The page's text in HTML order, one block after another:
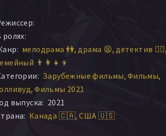
ролях:
мелодрама 👫 драма 😫 детектив 🕵️‍♂️
👨‍👩‍👧‍👦
Зарубежные фильмы Фильмы
Фильмы 2021
выпуска: 2021
Канада 🇨🇦 США 🇺🇸